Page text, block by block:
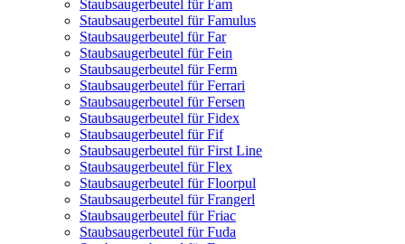
Staubsaugerbeutel für Fam
Staubsaugerbeutel für Famulus
Staubsaugerbeutel für Far
Staubsaugerbeutel für Fein
Staubsaugerbeutel für Ferm
Staubsaugerbeutel für Ferrari
Staubsaugerbeutel für Fersen
Staubsaugerbeutel für Fidex
Staubsaugerbeutel für Fif
Staubsaugerbeutel für First Line
Staubsaugerbeutel für Flex
Staubsaugerbeutel für Floorpul
Staubsaugerbeutel für Frangerl
Staubsaugerbeutel für Friac
Staubsaugerbeutel für Fuda